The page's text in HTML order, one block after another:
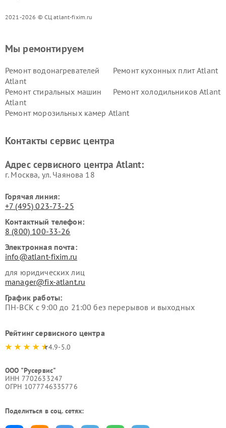
2021-2026 © СЦ atlant-fixim.ru
Мы ремонтируем
Ремонт водонагревателей
Atlant
Ремонт кухонных плит Atlant
Ремонт стиральных машин
Atlant
Ремонт холодильников Atlant
Ремонт морозильных камер Atlant
Контакты сервис центра
Адрес сервисного центра Atlant:
г. Москва, ул. Чаянова 18
Горячая линия:
+7 (495) 023-73-25
Контактный телефон:
8 (800) 100-33-26
Электронная почта:
info@atlant-fixim.ru
для юридических лиц
manager@fix-atlant.ru
График работы:
ПН-ВСК с 9:00 до 21:00 без перерывов и выходных
Рейтинг сервисного центра
4.9-5.0
ООО "Русервис"
ИНН 7702633247
ОГРН 1077746335776
Поделиться в соц. сетях: